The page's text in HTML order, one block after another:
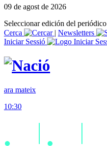
09 de agost de 2026
Seleccionar edición del periódico
Cerca
| Newsletters
Iniciar Sessió
ara mateix
10:30